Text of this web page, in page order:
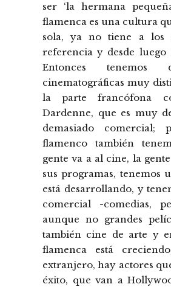
ser ‘la hermana
flamenca es una cultura
sola, ya no tiene a los
referencia y desde luego
Entonces tenemos
cinematográficas muy
la parte francófona
Dardenne, que es muy
demasiado
flamenco también
gente va a al cine, la
sus programas, tenemos
está desarrollando, y
comercial -comedias,
aunque no grandes
también cine de arte y
flamenca está
extranjero, hay actores
éxito, que van a